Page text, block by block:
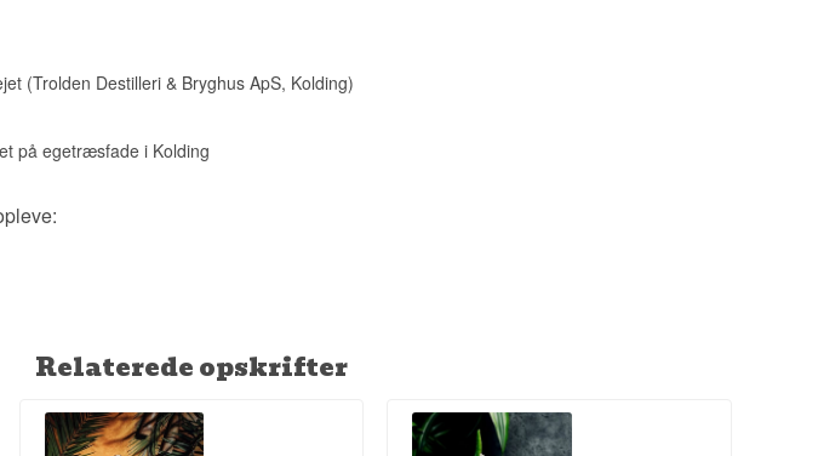
(Trolden Destilleri & Bryghus ApS, Kolding)
på egetræsfade i Kolding
Relaterede opskrifter